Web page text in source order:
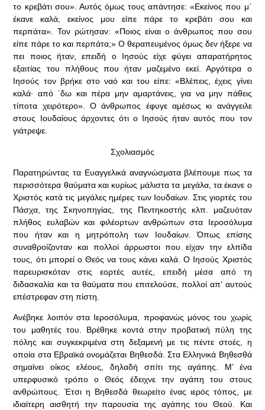
το κρεβάτι σου». Αυτός όμως τους απάντησε: «Εκείνος που μ΄
έκανε καλά, εκείνος μου είπε πάρε το κρεβάτι σου και
περπάτα». Τον ρώτησαν: «Ποιος είναι ο άνθρωπος που σου
είπε πάρε το και περπάτα;» Ο θεραπευμένος όμως δεν ήξερε να
πει ποιος ήταν, επειδή ο Ιησούς είχε φύγει απαρατήρητος
εξαιτίας του πλήθους που ήταν μαζεμένο εκεί. Αργότερα ο
Ιησούς τον βρήκε στο ναό και του είπε: «Βλέπεις, έχεις γίνει
καλά· από ΄δω και πέρα μην αμαρτάνεις, για να μην πάθεις
τίποτα χειρότερο». Ο άνθρωπος έφυγε αμέσως κι ανάγγειλε
στους Ιουδαίους άρχοντες ότι ο Ιησούς ήταν αυτός που τον
γιάτρεψε.
Σχολιασμός
Παρατηρώντας τα Ευαγγελικά αναγνώσματα βλέπουμε πως τα
περισσότερα θαύματα και κυρίως μάλιστα τα μεγάλα, τα έκανε ο
Χριστός κατά τις μεγάλες ημέρες των Ιουδαίων. Στις γιορτές του
Πάσχα, της Σκηνοπηγίας, της Πεντηκοστής κλπ. μαζευόταν
πλήθος ευλαβών και φιλέορτων ανθρώπων στα Ιεροσόλυμα
που ήταν και η μητρόπολη των Ιουδαίων. Όπως επίσης
συναθροίζονταν και πολλοί άρρωστοι που είχαν την ελπίδα
τους, ότι μπορεί ο Θεός να τους κάνει καλά. Ο Ιησούς Χριστός
παρευρισκόταν στις εορτές αυτές, επειδή μέσα από τη
διδασκαλία και τα θαύματα που επιτελούσε, πολλοί απ’ αυτούς
επέστρεφαν στη πίστη.
Ανέβηκε λοιπόν στα Ιεροσόλυμα, προφανώς μόνος του χωρίς
του μαθητές του. Βρέθηκε κοντά στην προβατική πύλη της
πόλης και συγκεκριμένα στη δεξαμενή με τις πέντε στοές, η
οποία στα Εβραϊκά ονομάζεται Βηθεσδά. Στα Ελληνικά Βηθεσθά
σημαίνει οίκος ελέους, δηλαδή σπίτι της αγάπης. Μ’ ένα
υπερφυσικό τρόπο ο Θεός έδειχνε την αγάπη του στους
ανθρώπους. Έτσι η Βηθεσδά θεωρείτο ένας ιερός τόπος, με
ιδιαίτερη αισθητή την παρουσία της αγάπης του Θεού. Και